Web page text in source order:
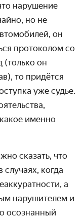
нарушение
но не
он
протоколом со
(только он
то придётся
уже судье.
именно
сказать, что
когда
а
нарушителем и
осознанный